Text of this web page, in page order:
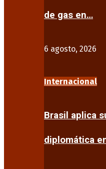
de gas en…
6 agosto, 2026
Internacional
Brasil aplica
diplomática